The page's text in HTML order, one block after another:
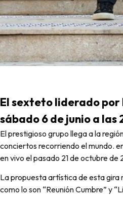
El sexteto liderado por
sábado 6 de junio a las
El prestigioso grupo llega a la región para celebrar un hito doble: sus 27 años de trayectoria ininterrumpida y sus 1000
conciertos recorriendo el mundo.
en vivo el pasado 21 de octubre
La propuesta artística de esta gira
como lo son “Reunión Cumbre” y